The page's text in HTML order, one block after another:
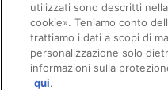
Vendita
Lunedi
utilizzati sono descritti
cookie». Teniamo conto
trattiamo i dati a scopi di
personalizzazione solo
informazioni sulla
qui.